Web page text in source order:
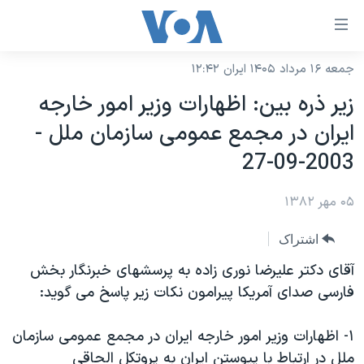
لینکهای
دسترسی
جهش
به
محتوای
اصلی
به
صفحه
جهش
به
نسخه سبک وب‌سایت
موضوع ها
آمریکا
جهان
ورزشی
گزیده‌ها
ویدیوها
برنامه های تلویزیونی
جدول برنامه ها
صفحه‌های ویژه
جام جهانی ۲۰۲۶
عملیات خشم حماسی
بایگانی برنامه‌های تلویزیونی
فرکانس‌های صدای آمریکا
پخش رادیویی
یادگیری زبان انگلیسی
جمعه ۱۶ مرداد ۱۴۰۵ ایران ۱۲:۴۲
زير ذره بين: اظهارات وزير امور خارجه
ايران در مجمع عمومی سازمان ملل -
2003-09-27
۰۵ مهر ۱۳۸۲
اشتراک
آقای دکتر عليرضا نوری زاده به پرسشهای خبرنگار بخش
فارسی صدای آمريکا پيرامون نکات زير پاسخ می گويد:
۱- اظهارات وزير امور خارجه ايران در مجمع عمومی سازمان
ملل در ارتباط با پيوستن ايران به پروتکل الحاقی